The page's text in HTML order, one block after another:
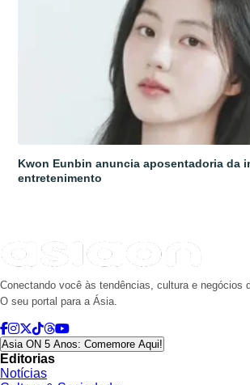
Kwon Eunbin anuncia aposentadoria da
entretenimento
Conectando você às tendências, cultura e negócios
O seu portal para a Ásia.
Asia ON 5 Anos: Comemore Aqui!
Editorias
Notícias